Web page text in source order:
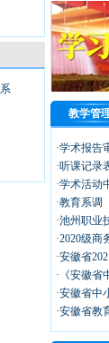
教学管
·学术报告
·听课记录
·学术活动
·教育系调
·池州职业
·2020级商
·安徽省
·《安徽省
·安徽省中
·安徽省教